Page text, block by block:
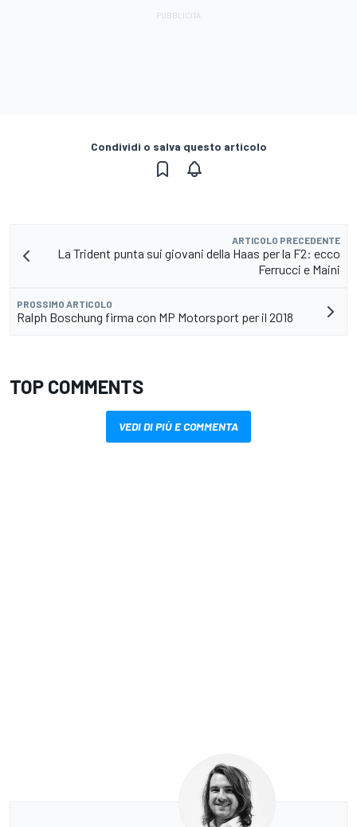
Condividi o salva questo articolo
ARTICOLO PRECEDENTE
La Trident punta sui giovani della Haas per la F2: ecco
Ferrucci e Maini
PROSSIMO ARTICOLO
Ralph Boschung firma con MP Motorsport per il 2018
TOP COMMENTS
VEDI DI PIÙ E COMMENTA